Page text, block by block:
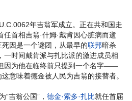
年吉翁军成立。正在共和国走
首相吉翁·什姆·戴肯因心脏病而逝
因是一个谜团，从最早的联邦暗杀
一时间戴肯派与扎比派的激进成员相
因为他在临终前只提到一个名字——
这意味着德金被人民为吉翁的接替者。
吉翁公国”， 德金·索多·扎比就任首届